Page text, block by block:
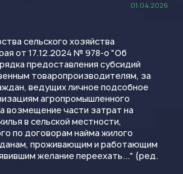
01.04.2026
сельского хозяйства
от 17.12.2024 № 978-о "Об
предоставления субсидий
товаропроизводителям, за
ведущих личное подсобное
агропромышленного
возмещение части затрат на
в сельской местности,
по договорам найма жилого
проживающим и работающим
желание переехать..." (ред.